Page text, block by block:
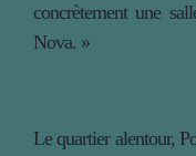
concrètement une
Nova. »
Le quartier alentour,